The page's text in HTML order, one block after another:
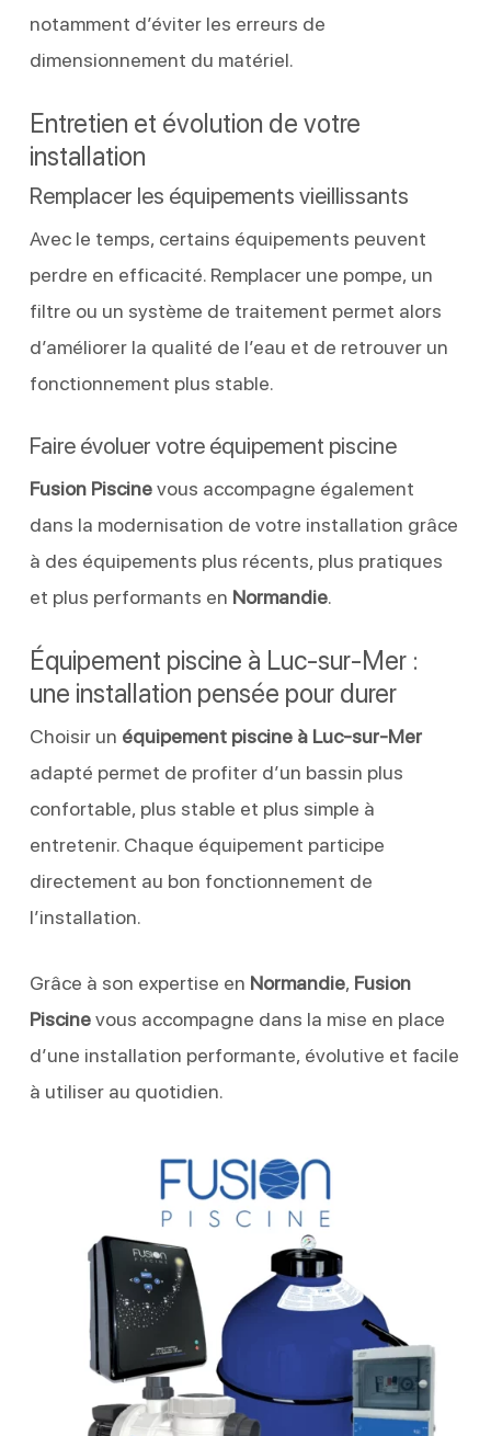
notamment d’éviter les erreurs de
dimensionnement du matériel.
Entretien et évolution de votre
installation
Remplacer les équipements vieillissants
Avec le temps, certains équipements peuvent
perdre en efficacité. Remplacer une pompe, un
filtre ou un système de traitement permet alors
d’améliorer la qualité de l’eau et de retrouver un
fonctionnement plus stable.
Faire évoluer votre équipement piscine
Fusion Piscinevous accompagne également
dans la modernisation de votre installation grâce
à des équipements plus récents, plus pratiques
et plus performants en Normandie.
Équipement piscine à Luc-sur-Mer :
une installation pensée pour durer
Choisir un équipement piscine à Luc-sur-Mer
adapté permet de profiter d’un bassin plus
confortable, plus stable et plus simple à
entretenir. Chaque équipement participe
directement au bon fonctionnement de
l’installation.
Grâce à son expertise en Normandie, Fusion
Piscinevous accompagne dans la mise en place
d’une installation performante, évolutive et facile
à utiliser au quotidien.